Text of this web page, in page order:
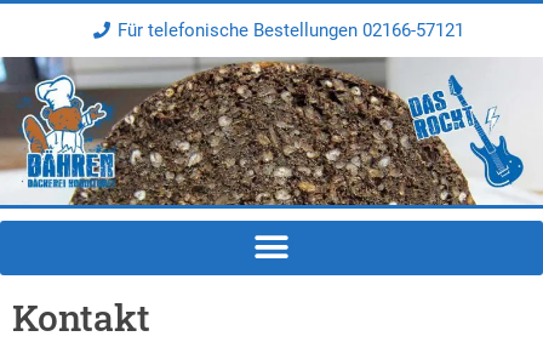
Für telefonische Bestellungen 02166-57121
Kontakt